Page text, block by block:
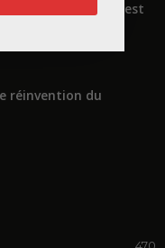
que démolir, ce n’est
réinvention du